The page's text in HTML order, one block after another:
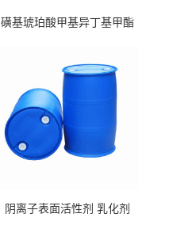
磺基琥珀酸甲基异丁基甲酯
阴离子表面活性剂 乳化剂